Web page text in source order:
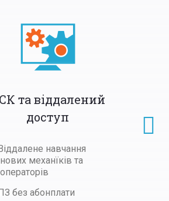
та віддалений
доступ
навчання
нових механїків та
операторів
без абонплати